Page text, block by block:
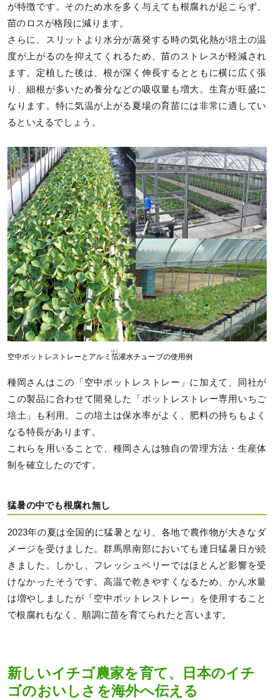
が特徴です。そのため水を多く与えても根腐れが起こらず、
苗のロスが格段に減ります。
さらに、スリットより水分が蒸発する時の気化熱が培土の温
度が上がるのを抑えてくれるため、苗のストレスが軽減され
ます。定植した後は、根が深く伸長するとともに横に広く張
り、細根が多いため養分などの吸収量も増大。生育が旺盛に
なります。特に気温が上がる夏場の育苗には非常に適してい
るといえるでしょう。
空中ポットレストレーとアルミ 箔
はく
灌水チューブの使用例
種岡さんはこの「空中ポットレストレー」に加えて、同社が
この製品に合わせて開発した「ポットレストレー専用いちご
培土」も利用。この培土は保水率がよく、肥料の持ちもよく
なる特長があります。
これらを用いることで、種岡さんは独自の管理方法・生産体
制を確立したのです。
猛暑の中でも根腐れ無し
2023年の夏は全国的に猛暑となり、各地で農作物が大きなダ
メージを受けました。群馬県南部においても連日猛暑日が続
きました。しかし、フレッシュベリーではほとんど影響を受
けなかったそうです。高温で乾きやすくなるため、かん水量
は増やしましたが「空中ポットレストレー」を使用すること
で根腐れもなく、順調に苗を育てられたと言います。
新しいイチゴ農家を育て、日本のイチ
ゴのおいしさを海外へ伝える